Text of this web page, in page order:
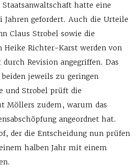
hatte eine
Jahren gefordert. Auch die Urteile
Claus Strobel sowie die
Heike Richter-Karst werden von
Revision angegriffen. Das
jeweils zu geringen
und Strobel prüft die
Möllers zudem, warum das
angeordnet hat.
der die Entscheidung nun prüfen
halben Jahr mit einem